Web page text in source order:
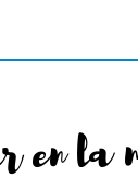
en la